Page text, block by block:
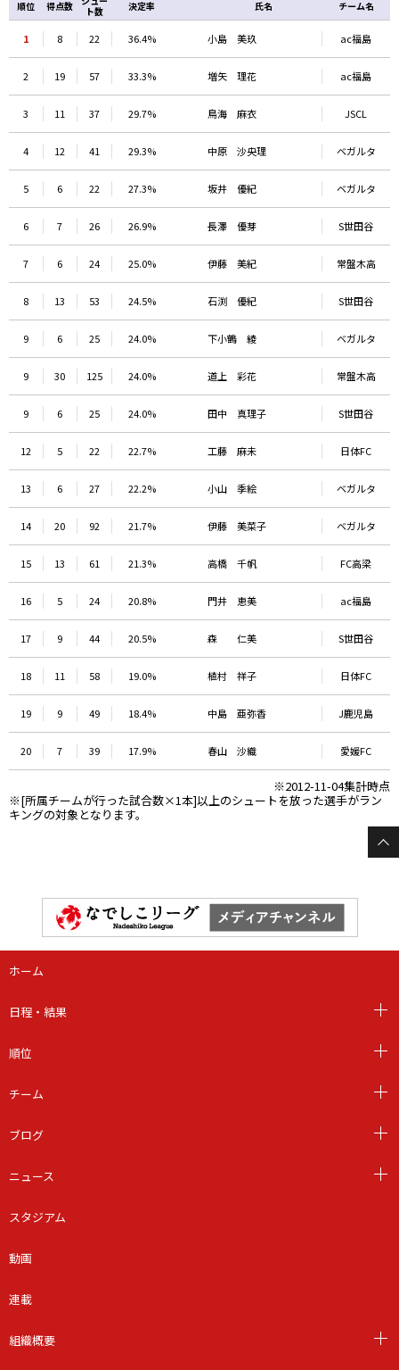
順位 得点数
ト数
決定率 氏名 チーム名
1 8 22 36.4% 小島 美玖 ac福島
2 19 57 33.3% 増矢 理花 ac福島
3 11 37 29.7% 鳥海 麻衣 JSCL
4 12 41 29.3% 中原 沙央理 ベガルタ
5 6 22 27.3% 坂井 優紀 ベガルタ
6 7 26 26.9% 長澤 優芽 S世田谷
7 6 24 25.0% 伊藤 美紀 常盤木高
8 13 53 24.5% 石渕 優紀 S世田谷
9 6 25 24.0% 下小鶴 綾 ベガルタ
9 30 125 24.0% 道上 彩花 常盤木高
9 6 25 24.0% 田中 真理子 S世田谷
12 5 22 22.7% 工藤 麻未 日体FC
13 6 27 22.2% 小山 季絵 ベガルタ
14 20 92 21.7% 伊藤 美菜子 ベガルタ
15 13 61 21.3% 高橋 千帆 FC高梁
16 5 24 20.8% 門井 恵美 ac福島
17 9 44 20.5% 森 仁美 S世田谷
18 11 58 19.0% 植村 祥子 日体FC
19 9 49 18.4% 中島 亜弥香 J鹿児島
20 7 39 17.9% 春山 沙織 愛媛FC
※2012-11-04集計時点
※[所属チームが行った試合数×1本]以上のシュートを放った選手がラン
キングの対象となります。
ホーム
日程・結果
順位
チーム
ブログ
ニュース
スタジアム
動画
連載
組織概要